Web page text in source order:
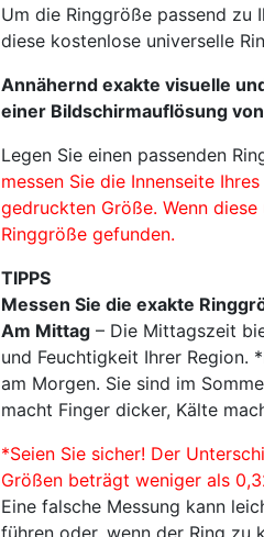
Um die Ringgröße passend zu
diese kostenlose universelle
Annähernd exakte visuelle
einer Bildschirmauflösung
Legen Sie einen passenden
messen Sie die Innenseite
gedruckten Größe. Wenn
Ringgröße gefunden.
TIPPS
Messen Sie die exakte
Am Mittag – Die Mittagszeit
und Feuchtigkeit Ihrer Region.
am Morgen. Sie sind im
macht Finger dicker, Kälte
*Seien Sie sicher! Der
Größen beträgt weniger als
Eine falsche Messung kann
führen oder, wenn der Ring zu